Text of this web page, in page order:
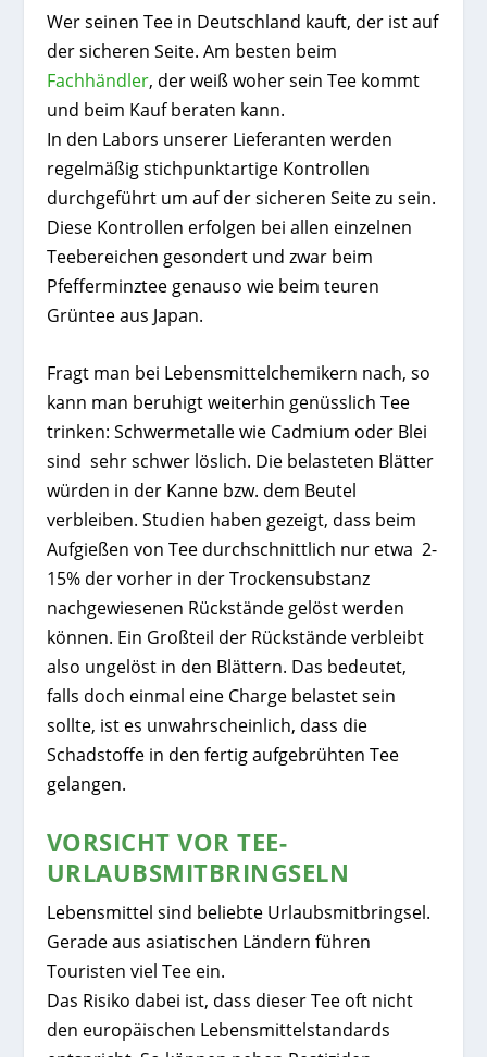
Wer seinen Tee in Deutschland kauft, der ist auf
der sicheren Seite. Am besten beim
Fachhändler, der weiß woher sein Tee kommt
und beim Kauf beraten kann.
In den Labors unserer Lieferanten werden
regelmäßig stichpunktartige Kontrollen
durchgeführt um auf der sicheren Seite zu sein.
Diese Kontrollen erfolgen bei allen einzelnen
Teebereichen gesondert und zwar beim
Pfefferminztee genauso wie beim teuren
Grüntee aus Japan.
Fragt man bei Lebensmittelchemikern nach, so
kann man beruhigt weiterhin genüsslich Tee
trinken: Schwermetalle wie Cadmium oder Blei
sind sehr schwer löslich. Die belasteten Blätter
würden in der Kanne bzw. dem Beutel
verbleiben. Studien haben gezeigt, dass beim
Aufgießen von Tee durchschnittlich nur etwa 2-
15% der vorher in der Trockensubstanz
nachgewiesenen Rückstände gelöst werden
können. Ein Großteil der Rückstände verbleibt
also ungelöst in den Blättern. Das bedeutet,
falls doch einmal eine Charge belastet sein
sollte, ist es unwahrscheinlich, dass die
Schadstoffe in den fertig aufgebrühten Tee
gelangen.
VORSICHT VOR TEE-
URLAUBSMITBRINGSELN
Lebensmittel sind beliebte Urlaubsmitbringsel.
Gerade aus asiatischen Ländern führen
Touristen viel Tee ein.
Das Risiko dabei ist, dass dieser Tee oft nicht
den europäischen Lebensmittelstandards